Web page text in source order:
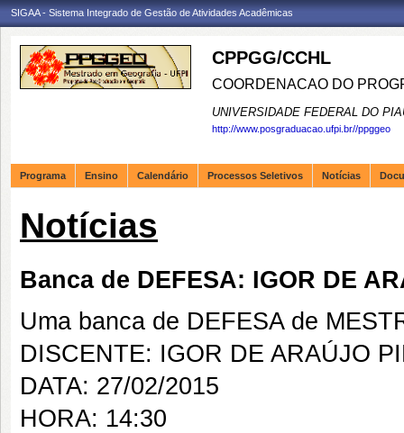
SIGAA - Sistema Integrado de Gestão de Atividades Acadêmicas
CPPGG/CCHL
COORDENACAO DO
UNIVERSIDADE FEDERAL DO
http://www.posgraduacao.ufpi.br//ppggeo
Programa Ensino Calendário Processos Seletivos Notícias
Notícias
Banca de DEFESA: IGOR DE
Uma banca de DEFESA de
DISCENTE: IGOR DE ARAÚJO
DATA: 27/02/2015
HORA: 14:30